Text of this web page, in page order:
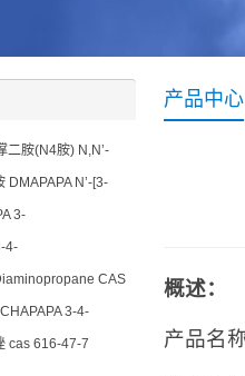
产品中心
概述：
产品名
二胺(N4胺) N,N’-
CAS
DMAPAPA N’-[3-
1,3-
29-8
3-
CAS No 104-
4-
No 5332-73-0
CAS
3-4-
No:5332-73-0
cas 616-47-7